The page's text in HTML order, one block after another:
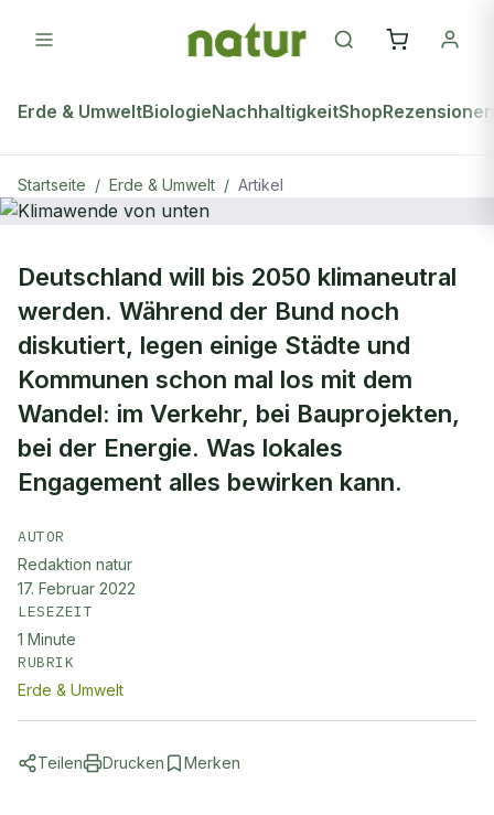
Erde & UmweltBiologieNachhaltigkeitShopRezensionen
Startseite / Erde & Umwelt / Artikel
Klimawende von unten
Deutschland will bis 2050 klimaneutral
werden. Während der Bund noch
diskutiert, legen einige Städte und
Kommunen schon mal los mit dem
Wandel: im Verkehr, bei Bauprojekten,
bei der Energie. Was lokales
Engagement alles bewirken kann.
AUTOR
Redaktion natur
17. Februar 2022
LESEZEIT
1 Minute
RUBRIK
Erde & Umwelt
Teilen Drucken Merken